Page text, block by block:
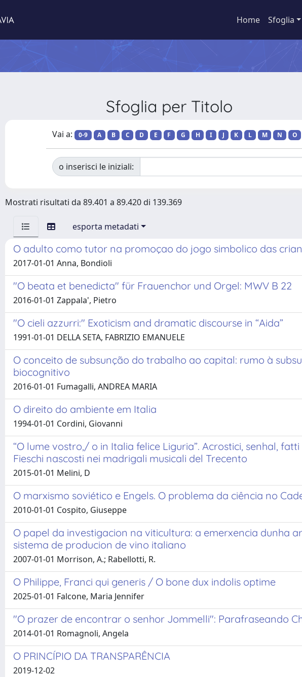
Home Sfoglia
Sfoglia per Titolo
Vai a: 0-9 A B C D E F G H I J K L M N O
o inserisci le iniziali:
Mostrati risultati da 89.401 a 89.420 di 139.369
esporta metadati
O adulto como tutor na promoçao do jogo simbolico das
2017-01-01 Anna, Bondioli
"O beata et benedicta" für Frauenchor und Orgel: MWV B 22
2016-01-01 Zappala', Pietro
"O cieli azzurri:" Exoticism and dramatic discourse in “Aida”
1991-01-01 DELLA SETA, FABRIZIO EMANUELE
O conceito de subsunção do trabalho ao capital: rumo à
biocognitivo
2016-01-01 Fumagalli, ANDREA MARIA
O direito do ambiente em Italia
1994-01-01 Cordini, Giovanni
“O lume vostro,/ o in Italia felice Liguria”. Acrostici, senhal,
Fieschi nascosti nei madrigali musicali del Trecento
2015-01-01 Melini, D
O marxismo soviético e Engels. O problema da ciência no
2010-01-01 Cospito, Giuseppe
O papel da investigacion na viticultura: a emerxencia dunha
sistema de producion de vino italiano
2007-01-01 Morrison, A.; Rabellotti, R.
O Philippe, Franci qui generis / O bone dux indolis optime
2025-01-01 Falcone, Maria Jennifer
"O prazer de encontrar o senhor Jommelli": Parafraseando
2014-01-01 Romagnoli, Angela
O PRINCÍPIO DA TRANSPARÊNCIA
2019-12-02